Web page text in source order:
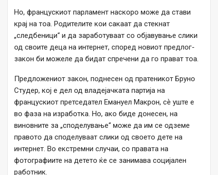
Но, францускиот парламент наскоро може да стави
крај на тоа. Родителите кои сакаат да стекнат
„следбеници“ и да заработуваат со објавување слики
од своите деца на интернет, според новиот предлог-
закон би можеле да бидат спречени да го прават тоа.
Предложениот закон, поднесен од пратеникот Бруно
Студер, кој е дел од владејачката партија на
францускиот претседател Емануел Макрон, сѐ уште е
во фаза на изработка. Но, ако биде донесен, на
виновните за „споделување“ може да им се одземе
правото да споделуваат слики од своето дете на
интернет. Во екстремни случаи, со правата на
фотографиите на детето ќе се занимава социјален
работник.